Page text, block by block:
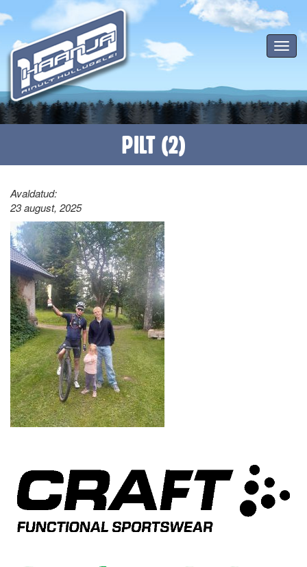
Toggle
PILT (2)
Avaldatud:
23 august, 2025